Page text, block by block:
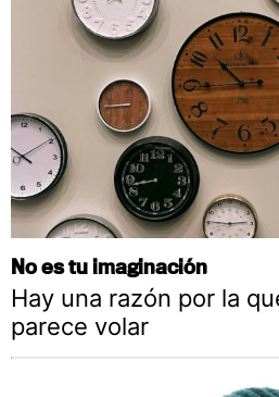
No es tu imaginación
Hay una razón por la
parece volar